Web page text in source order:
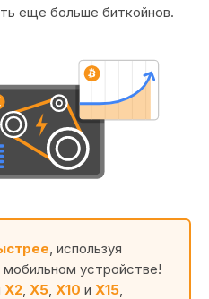
еще больше биткойнов.
, используя
устройстве!
X2 X5 X10 и X15